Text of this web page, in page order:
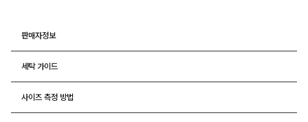
판매자정보
세탁 가이드
사이즈 측정 방법